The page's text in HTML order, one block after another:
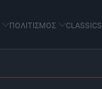
ΠΟΛΙΤΙΣΜΟΣ CLASSICS